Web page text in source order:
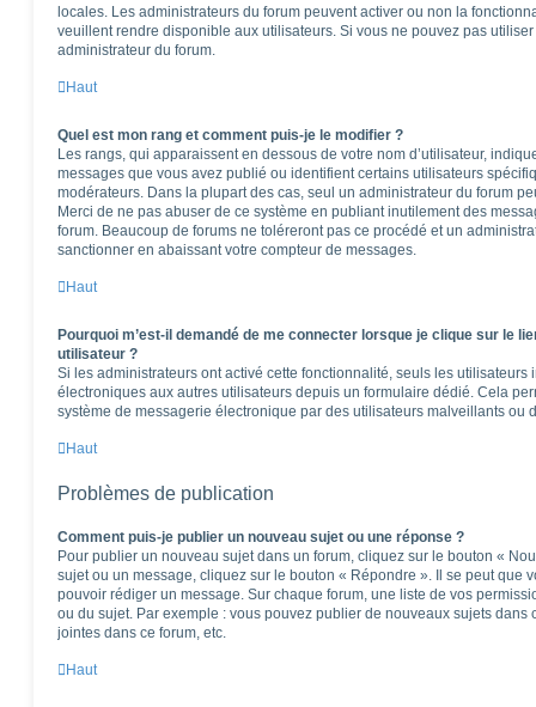
locales. Les administrateurs du forum peuvent activer ou non la
veuillent rendre disponible aux utilisateurs. Si vous ne pouvez pas
administrateur du forum.
Haut
Quel est mon rang et comment puis-je le modifier ?
Les rangs, qui apparaissent en dessous de votre nom d’utilisateur,
messages que vous avez publié ou identifient certains utilisateurs
modérateurs. Dans la plupart des cas, seul un administrateur du forum
Merci de ne pas abuser de ce système en publiant inutilement des
forum. Beaucoup de forums ne toléreront pas ce procédé et un
sanctionner en abaissant votre compteur de messages.
Haut
Pourquoi m’est-il demandé de me connecter lorsque je clique sur le
utilisateur ?
Si les administrateurs ont activé cette fonctionnalité, seuls les
électroniques aux autres utilisateurs depuis un formulaire dédié. Cela
système de messagerie électronique par des utilisateurs malveillants ou
Haut
Problèmes de publication
Comment puis-je publier un nouveau sujet ou une réponse ?
Pour publier un nouveau sujet dans un forum, cliquez sur le bouton «
sujet ou un message, cliquez sur le bouton « Répondre ». Il se peut que
pouvoir rédiger un message. Sur chaque forum, une liste de vos
ou du sujet. Par exemple : vous pouvez publier de nouveaux sujets dans
jointes dans ce forum, etc.
Haut